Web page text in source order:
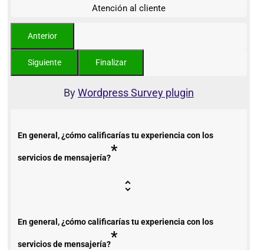
Atención al cliente
ByWordpress Survey plugin
En general, ¿cómo calificarías tu experiencia con los
servicios de mensajería?*
En general, ¿cómo calificarías tu experiencia con los
servicios de mensajería?*